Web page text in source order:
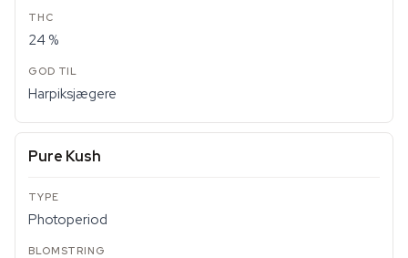
24 %
Harpiksjægere
Pure Kush
Photoperiod